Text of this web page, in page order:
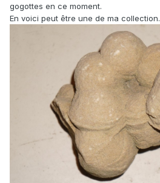
gogottes en ce moment.
En voici peut être une de ma collection.